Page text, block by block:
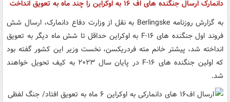
دانمارک ارسال جنگنده های اف ۱۶ به اوکراین را چند ماه به تعویق انداخت
به گزارش روزنامه Berlingske به نقل از وزارت دفاع دانمارک، ارسال شش
فروند اول جنگنده های F-۱۶ به اوکراین حداقل تا شش ماه دیگر به تعویق
انداخته شد، پیشتر خانم مته فردریکسن، نخست وزیر این کشور گفته بود
که اولین جنگنده های F-۱۶ در پایان سال ۲۰۲۳ به کیف تحویل خواهند
شد.